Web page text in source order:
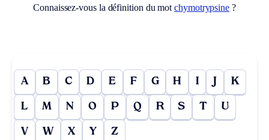
Connaissez-vous la définition du motchymotrypsine ?
A B C D E F G H I J K
L M N O P Q R S T U
V W X Y Z